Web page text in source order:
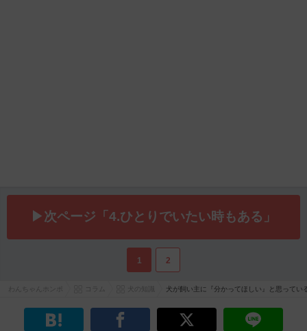
▶次ページ「4.ひとりでいたい時もある」
1 2
犬が飼い主に『分かってほしい』と思って